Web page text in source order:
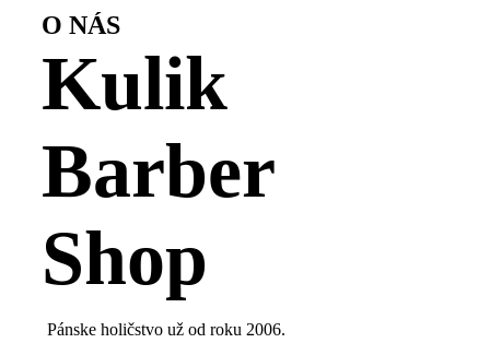
O NÁS
Kulik
Barber
Shop
Pánske holičstvo už od roku 2006.